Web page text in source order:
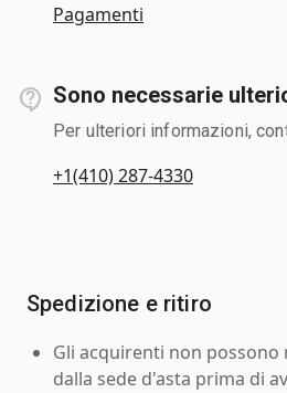
Pagamenti
Sono necessarie
Per ulteriori informazioni,
+1(410) 287-4330
Spedizione e ritiro
Gli acquirenti non
dalla sede d'asta prima di